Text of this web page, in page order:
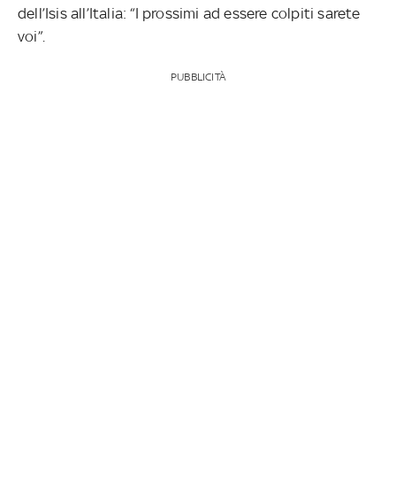
dell’Isis all’Italia: “I prossimi ad essere colpiti sarete
voi”.
PUBBLICITÀ